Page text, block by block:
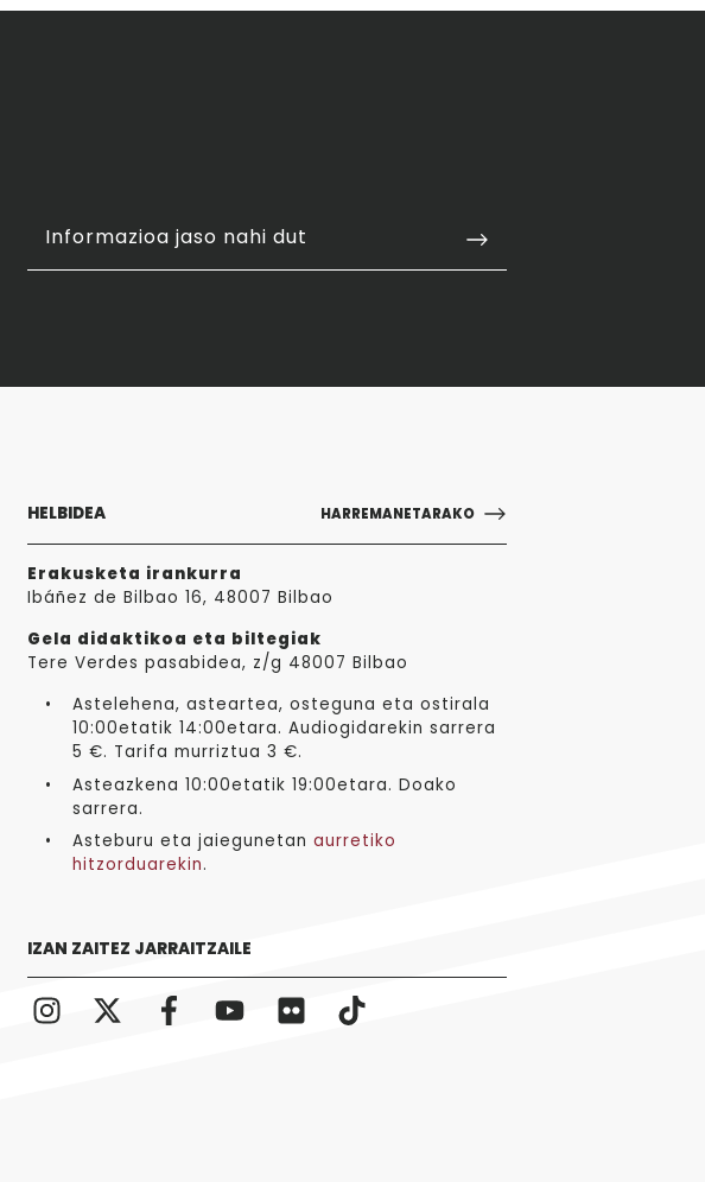
Informazioa jaso nahi dut
HELBIDEA HARREMANETARAKO
Erakusketa irankurra
Ibáñez de Bilbao 16, 48007 Bilbao
Gela didaktikoa eta biltegiak
Tere Verdes pasabidea, z/g 48007 Bilbao
Astelehena, asteartea, osteguna eta ostirala
10:00etatik 14:00etara. Audiogidarekin sarrera
5 €. Tarifa murriztua 3 €.
Asteazkena 10:00etatik 19:00etara. Doako
sarrera.
Asteburu eta jaiegunetan aurretiko
hitzorduarekin.
IZAN ZAITEZ JARRAITZAILE